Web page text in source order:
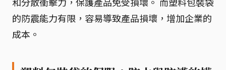
的防震能力有限，容易導致產品損壞，增加企業的
成本。